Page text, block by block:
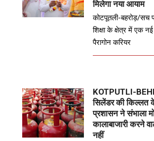
मिलेगा नया आयाम
कोटपूतली-बहरोड़/सच
शिक्षा के क्षेत्र में एक
पैरागोन करियर
KOTPUTLI-
सिलेंडर की किल्लत
प्रशासन ने संभाला
कालाबाजारी करने
नहीं